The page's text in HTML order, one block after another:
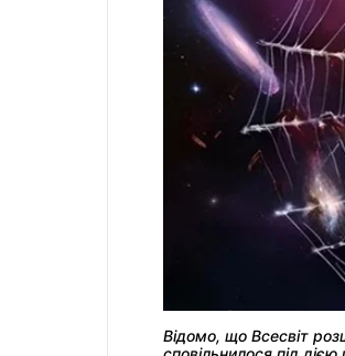
Відомо, що Всесвіт